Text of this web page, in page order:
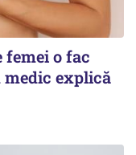
femei o fac
medic explică